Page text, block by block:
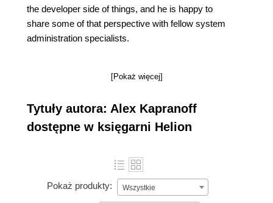
the developer side of things, and he is happy to
share some of that perspective with fellow system
administration specialists.
[Pokaż więcej]
Tytuły autora: Alex Kapranoff
dostępne w księgarni Helion
Pokaż produkty: Wszystkie